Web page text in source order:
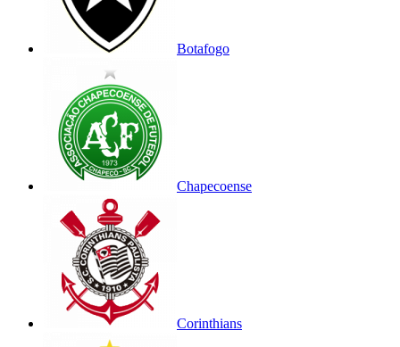
Botafogo
Chapecoense
Corinthians